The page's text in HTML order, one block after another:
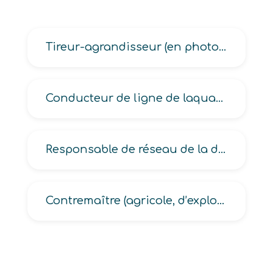
Tireur-agrandisseur (en photographie, noir et blanc en photographie)
Conducteur de ligne de laquage
Responsable de réseau de la distribution
Contremaître (agricole, d’exploitation agricole)